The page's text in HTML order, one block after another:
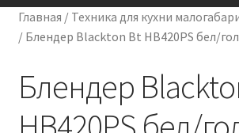
Контакты
Главная / Техника для кухни
/ Блендер Blackton Bt HB420PS бел/
Блендер